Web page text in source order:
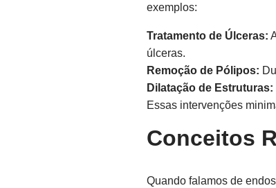
exemplos:
Tratamento de Úlceras:
úlceras.
Remoção de Pólipos:
Dilatação de Estruturas:
Essas intervenções
Conceitos
Quando falamos de